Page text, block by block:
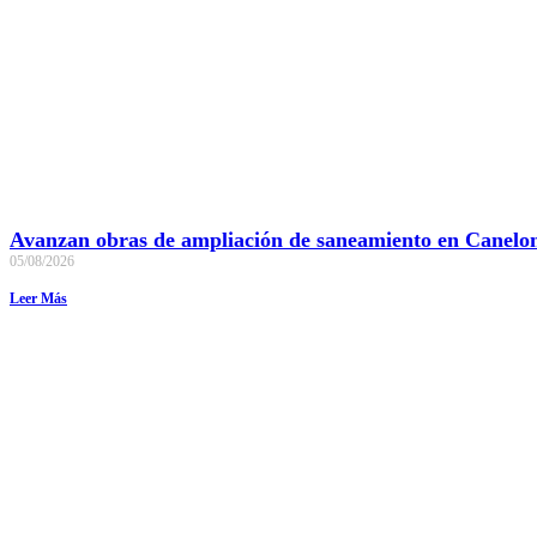
Avanzan obras de ampliación de saneamiento en
05/08/2026
Leer Más